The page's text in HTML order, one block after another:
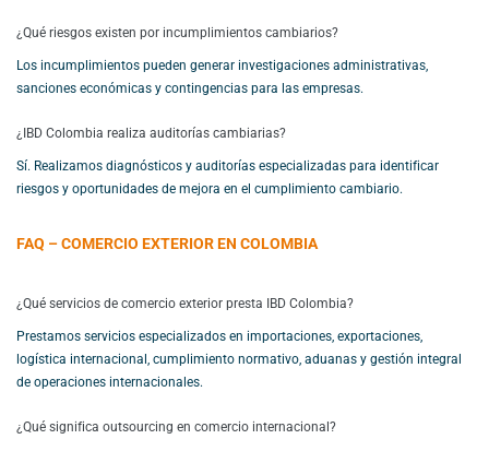
¿Qué riesgos existen por incumplimientos cambiarios?
Los incumplimientos pueden generar investigaciones administrativas,
sanciones económicas y contingencias para las empresas.
¿IBD Colombia realiza auditorías cambiarias?
Sí. Realizamos diagnósticos y auditorías especializadas para identificar
riesgos y oportunidades de mejora en el cumplimiento cambiario.
FAQ – COMERCIO EXTERIOR EN COLOMBIA
¿Qué servicios de comercio exterior presta IBD Colombia?
Prestamos servicios especializados en importaciones, exportaciones,
logística internacional, cumplimiento normativo, aduanas y gestión integral
de operaciones internacionales.
¿Qué significa outsourcing en comercio internacional?